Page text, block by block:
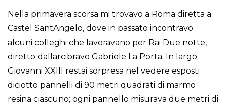
Nella primavera scorsa mi trovavo a Roma diretta a
Castel SantAngelo, dove in passato incontravo
alcuni colleghi che lavoravano per Rai Due notte,
diretto dallarcibravo Gabriele La Porta. In largo
Giovanni XXIII restai sorpresa nel vedere esposti
diciotto pannelli di 90 metri quadrati di marmo
resina ciascuno; ogni pannello misurava due metri di